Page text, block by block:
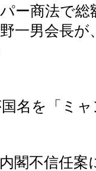
ー商法で
一男会長
名を「ミ
閣不信任